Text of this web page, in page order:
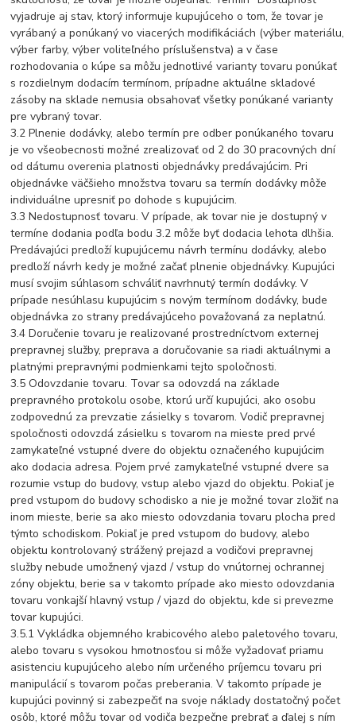
vyjadruje aj stav, ktorý informuje kupujúceho o tom, že tovar je
vyrábaný a ponúkaný vo viacerých modifikáciách (výber materiálu,
výber farby, výber voliteľného príslušenstva) a v čase
rozhodovania o kúpe sa môžu jednotlivé varianty tovaru ponúkať
s rozdielnym dodacím termínom, prípadne aktuálne skladové
zásoby na sklade nemusia obsahovať všetky ponúkané varianty
pre vybraný tovar.
3.2 Plnenie dodávky, alebo termín pre odber ponúkaného tovaru
je vo všeobecnosti možné zrealizovať od 2 do 30 pracovných dní
od dátumu overenia platnosti objednávky predávajúcim. Pri
objednávke väčšieho množstva tovaru sa termín dodávky môže
individuálne upresniť po dohode s kupujúcim.
3.3 Nedostupnosť tovaru. V prípade, ak tovar nie je dostupný v
termíne dodania podľa bodu 3.2 môže byť dodacia lehota dlhšia.
Predávajúci predloží kupujúcemu návrh termínu dodávky, alebo
predloží návrh kedy je možné začať plnenie objednávky. Kupujúci
musí svojim súhlasom schváliť navrhnutý termín dodávky. V
prípade nesúhlasu kupujúcim s novým termínom dodávky, bude
objednávka zo strany predávajúceho považovaná za neplatnú.
3.4 Doručenie tovaru je realizované prostredníctvom externej
prepravnej služby, preprava a doručovanie sa riadi aktuálnymi a
platnými prepravnými podmienkami tejto spoločnosti.
3.5 Odovzdanie tovaru. Tovar sa odovzdá na základe
prepravného protokolu osobe, ktorú určí kupujúci, ako osobu
zodpovednú za prevzatie zásielky s tovarom. Vodič prepravnej
spoločnosti odovzdá zásielku s tovarom na mieste pred prvé
zamykateľné vstupné dvere do objektu označeného kupujúcim
ako dodacia adresa. Pojem prvé zamykateľné vstupné dvere sa
rozumie vstup do budovy, vstup alebo vjazd do objektu. Pokiaľ je
pred vstupom do budovy schodisko a nie je možné tovar zložiť na
inom mieste, berie sa ako miesto odovzdania tovaru plocha pred
týmto schodiskom. Pokiaľ je pred vstupom do budovy, alebo
objektu kontrolovaný strážený prejazd a vodičovi prepravnej
služby nebude umožnený vjazd / vstup do vnútornej ochrannej
zóny objektu, berie sa v takomto prípade ako miesto odovzdania
tovaru vonkajší hlavný vstup / vjazd do objektu, kde si prevezme
tovar kupujúci.
3.5.1 Vykládka objemného krabicového alebo paletového tovaru,
alebo tovaru s vysokou hmotnosťou si môže vyžadovať priamu
asistenciu kupujúceho alebo ním určeného príjemcu tovaru pri
manipulácií s tovarom počas preberania. V takomto prípade je
kupujúci povinný si zabezpečiť na svoje náklady dostatočný počet
osôb, ktoré môžu tovar od vodiča bezpečne prebrať a ďalej s ním